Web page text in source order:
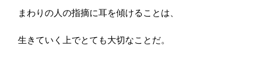
まわりの人の指摘に耳を傾けることは、
生きていく上でとても大切なことだ。